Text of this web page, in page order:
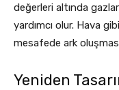
değerleri altında
yardımcı olur. Hava
mesafede ark
Yeniden